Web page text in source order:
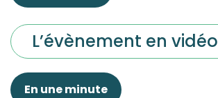
L’évènement en vidéo
En une minute